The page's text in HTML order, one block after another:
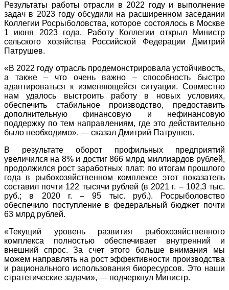
Результаты работы отрасли в 2022 году и выполнение
задач в 2023 году обсудили на расширенном заседании
Коллегии Росрыболовства, которое состоялось в Москве
1 июня 2023 года. Работу Коллегии открыл Министр
сельского хозяйства Российской Федерации Дмитрий
Патрушев.
«В 2022 году отрасль продемонстрировала устойчивость,
а также – что очень важно – способность быстро
адаптироваться к изменяющейся ситуации. Совместно
нам удалось выстроить работу в новых условиях,
обеспечить стабильное производство, предоставить
дополнительную финансовую и нефинансовую
поддержку по тем направлениям, где это действительно
было необходимо», — сказал Дмитрий Патрушев.
В результате оборот профильных предприятий
увеличился на 8% и достиг 866 млрд миллиардов рублей,
продолжился рост заработных плат: по итогам прошлого
года в рыбохозяйственном комплексе этот показатель
составил почти 122 тысячи рублей (в 2021 г. – 102,3 тыс.
руб.; в 2020 г. – 95 тыс. руб.). Росрыболовство
обеспечило поступление в федеральный бюджет почти
63 млрд рублей.
«Текущий уровень развития рыбохозяйственного
комплекса полностью обеспечивает внутренний и
внешний спрос. За счет этого больше внимания мы
можем направлять на рост эффективности производства
и рационального использования биоресурсов. Это наши
стратегические задачи», — подчеркнул Министр.